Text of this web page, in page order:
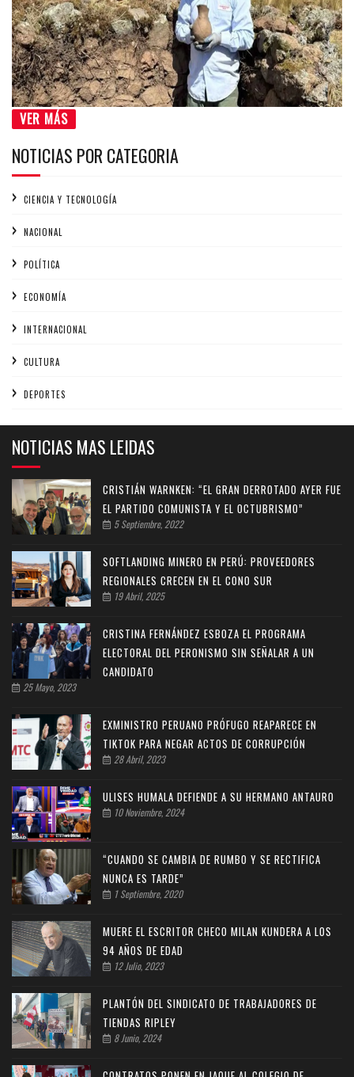
VER MÁS
NOTICIAS POR CATEGORIA
CIENCIA Y TECNOLOGÍA
NACIONAL
POLÍTICA
ECONOMÍA
INTERNACIONAL
CULTURA
DEPORTES
NOTICIAS MAS LEIDAS
CRISTIÁN WARNKEN: “EL GRAN DERROTADO AYER FUE
EL PARTIDO COMUNISTA Y EL OCTUBRISMO”
5 Septiembre, 2022
SOFTLANDING MINERO EN PERÚ: PROVEEDORES
REGIONALES CRECEN EN EL CONO SUR
19 Abril, 2025
CRISTINA FERNÁNDEZ ESBOZA EL PROGRAMA
ELECTORAL DEL PERONISMO SIN SEÑALAR A UN
CANDIDATO
25 Mayo, 2023
EXMINISTRO PERUANO PRÓFUGO REAPARECE EN
TIKTOK PARA NEGAR ACTOS DE CORRUPCIÓN
28 Abril, 2023
ULISES HUMALA DEFIENDE A SU HERMANO ANTAURO
10 Noviembre, 2024
“CUANDO SE CAMBIA DE RUMBO Y SE RECTIFICA
NUNCA ES TARDE”
1 Septiembre, 2020
MUERE EL ESCRITOR CHECO MILAN KUNDERA A LOS
94 AÑOS DE EDAD
12 Julio, 2023
PLANTÓN DEL SINDICATO DE TRABAJADORES DE
TIENDAS RIPLEY
8 Junio, 2024